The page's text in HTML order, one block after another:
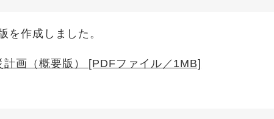
を作成しました。
計画（概要版） [PDFファイル／1MB]